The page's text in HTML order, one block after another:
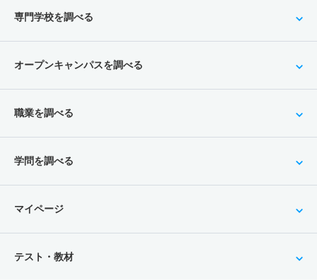
専門学校を調べる
オープンキャンパスを調べる
職業を調べる
学問を調べる
マイページ
テスト・教材